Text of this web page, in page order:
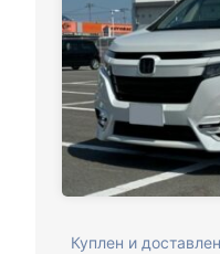
Куплен и